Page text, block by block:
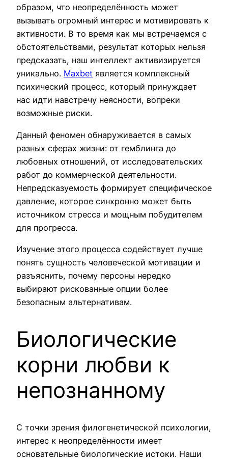
образом, что неопределённость может
вызывать огромный интерес и мотивировать к
активности. В то время как мы встречаемся с
обстоятельствами, результат которых нельзя
предсказать, наш интеллект активизируется
уникально. Maxbet является комплексный
психический процесс, который принуждает
нас идти навстречу неясности, вопреки
возможные риски.
Данный феномен обнаруживается в самых
разных сферах жизни: от гемблинга до
любовных отношений, от исследовательских
работ до коммерческой деятельности.
Непредсказуемость формирует специфическое
давление, которое синхронно может быть
источником стресса и мощным побудителем
для прогресса.
Изучение этого процесса содействует лучше
понять сущность человеческой мотивации и
разъяснить, почему персоны нередко
выбирают рискованные опции более
безопасным альтернативам.
Биологические
корни любви к
непознанному
С точки зрения филогенетической психологии,
интерес к неопределённости имеет
основательные биологические истоки. Наши